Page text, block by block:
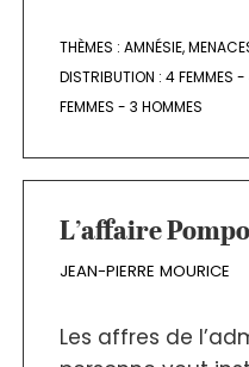
THÈMES : AMNÉSIE,
DISTRIBUTION : 4 FEMMES
FEMMES - 3 HOMMES
L’affaire
JEAN-PIERRE MOURICE
Les affres de